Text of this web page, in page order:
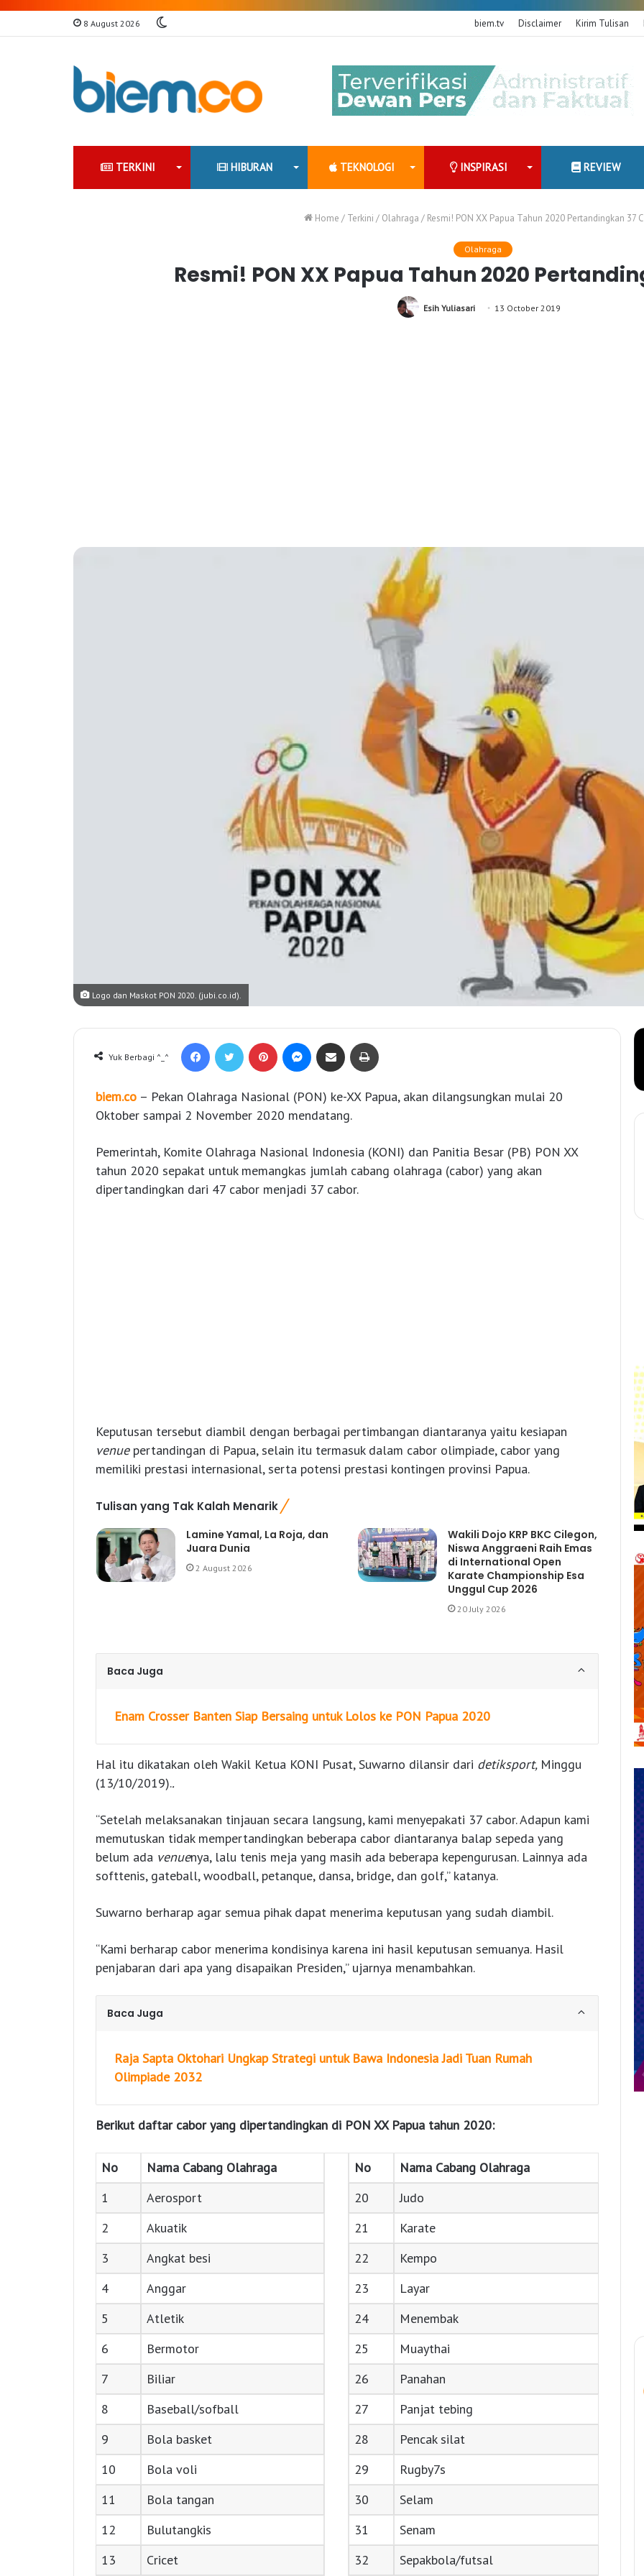
8 August 2026 biem.tv Disclaimer Kirim Tulisan
TERKINI HIBURAN TEKNOLOGI INSPIRASI REVIEW
Home / Terkini / Olahraga / Resmi! PON XX Papua Tahun 2020 Pertandingkan 37
Olahraga
Resmi! PON XX Papua Tahun 2020
Esih Yuliasari 13 October 2019
Logo dan Maskot PON 2020. (jubi.co.id).
Yuk Berbagi ^_^
biem.co – Pekan Olahraga Nasional (PON) ke-XX Papua, akan dilangsungkan mulai 20
Oktober sampai 2 November 2020 mendatang.
Pemerintah, Komite Olahraga Nasional Indonesia (KONI) dan Panitia Besar (PB) PON XX
tahun 2020 sepakat untuk memangkas jumlah cabang olahraga (cabor) yang akan
dipertandingkan dari 47 cabor menjadi 37 cabor.
Keputusan tersebut diambil dengan berbagai pertimbangan diantaranya yaitu kesiapan
venue pertandingan di Papua, selain itu termasuk dalam cabor olimpiade, cabor yang
memiliki prestasi internasional, serta potensi prestasi kontingen provinsi Papua.
Tulisan yang Tak Kalah Menarik
Lamine Yamal, La Roja, dan
Juara Dunia
2 August 2026
Wakili Dojo KRP BKC Cilegon,
Niswa Anggraeni Raih Emas
di International Open
Karate Championship Esa
Unggul Cup 2026
20 July 2026
Baca Juga
Enam Crosser Banten Siap Bersaing untuk Lolos ke PON Papua 2020
Hal itu dikatakan oleh Wakil Ketua KONI Pusat, Suwarno dilansir dari detiksport, Minggu
(13/10/2019)..
“Setelah melaksanakan tinjauan secara langsung, kami menyepakati 37 cabor. Adapun kami
memutuskan tidak mempertandingkan beberapa cabor diantaranya balap sepeda yang
belum ada venuenya, lalu tenis meja yang masih ada beberapa kepengurusan. Lainnya ada
softtenis, gateball, woodball, petanque, dansa, bridge, dan golf,” katanya.
Suwarno berharap agar semua pihak dapat menerima keputusan yang sudah diambil.
“Kami berharap cabor menerima kondisinya karena ini hasil keputusan semuanya. Hasil
penjabaran dari apa yang disapaikan Presiden,” ujarnya menambahkan.
Baca Juga
Raja Sapta Oktohari Ungkap Strategi untuk Bawa Indonesia Jadi Tuan Rumah
Olimpiade 2032
Berikut daftar cabor yang dipertandingkan di PON XX Papua tahun 2020:
No Nama Cabang Olahraga No
Nama Cabang Olahraga
1
Aerosport 20
Judo
2
Akuatik 21
Karate
3
Angkat besi 22
Kempo
4
Anggar 23
Layar
5
Atletik 24
Menembak
6
Bermotor 25
Muaythai
7
Biliar 26
Panahan
8
Baseball/sofball 27
Panjat tebing
9
Bola basket 28
Pencak silat
10
Bola voli 29
Rugby7s
11
Bola tangan 30
Selam
12
Bulutangkis 31
Senam
13
Cricet 32 Sepakbola/futsal